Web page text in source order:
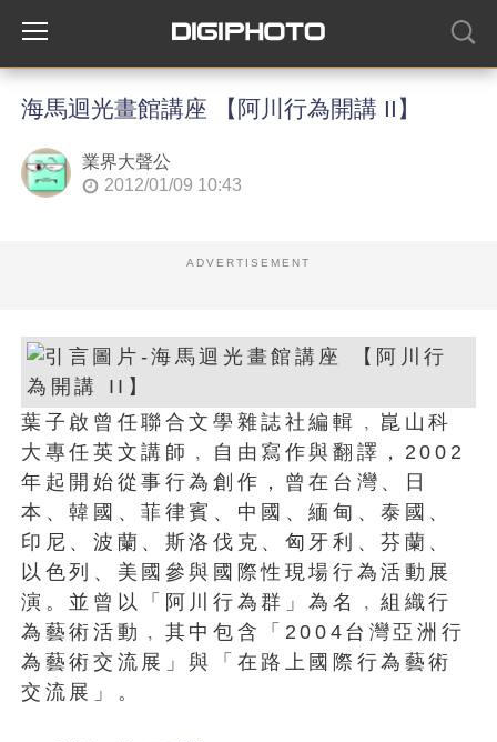
海馬迴光畫館講座 【阿川行為開講 II】
業界大聲公
2012/01/09 10:43
ADVERTISEMENT
葉子啟曾任聯合文學雜誌社編輯﹐崑山科
大專任英文講師﹐自由寫作與翻譯，2002
年起開始從事行為創作，曾在台灣、日
本、韓國、菲律賓、中國、緬甸、泰國、
印尼、波蘭、斯洛伐克、匈牙利、芬蘭、
以色列、美國參與國際性現場行為活動展
演。並曾以「阿川行為群」為名﹐組織行
為藝術活動﹐其中包含「2004台灣亞洲行
為藝術交流展」與「在路上國際行為藝術
交流展」。